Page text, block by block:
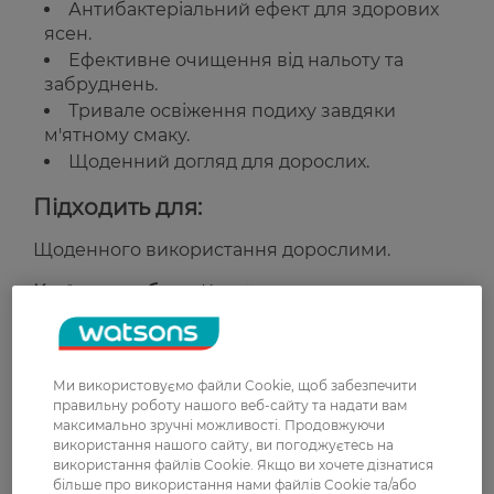
Антибактеріальний ефект для здорових
ясен.
Ефективне очищення від нальоту та
забруднень.
Тривале освіження подиху завдяки
м'ятному смаку.
Щоденний догляд для дорослих.
Підходить для:
Щоденного використання дорослими.
Країна-виробник:Китай
0
З 0 відгуків
0 відгуків
Ми використовуємо файли Cookie, щоб забезпечити
правильну роботу нашого веб-сайту та надати вам
максимально зручні можливості. Продовжуючи
використання нашого сайту, ви погоджуєтесь на
використання файлів Cookie. Якщо ви хочете дізнатися
більше про використання нами файлів Cookie та/або